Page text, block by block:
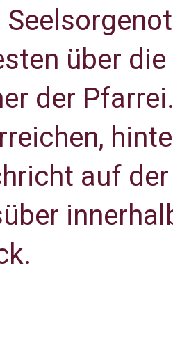
über die
der
auf